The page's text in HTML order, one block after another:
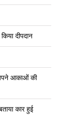
दीपदान
अपने आकाओं की
कार हुई